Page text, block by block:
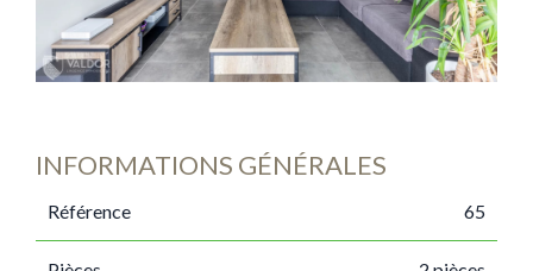
INFORMATIONS GÉNÉRALES
Référence 65